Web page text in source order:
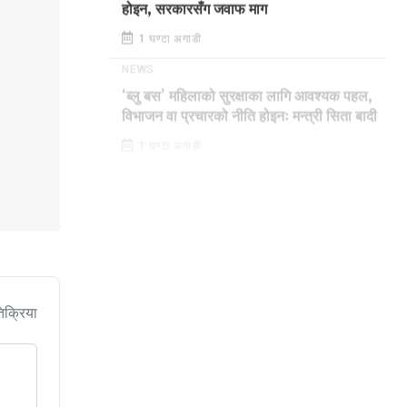
होइन, सरकारसँग जवाफ माग
1 घण्टा अगाडी
‘ब्लु बस’ महिलाको सुरक्षाका लागि आवश्यक पहल,